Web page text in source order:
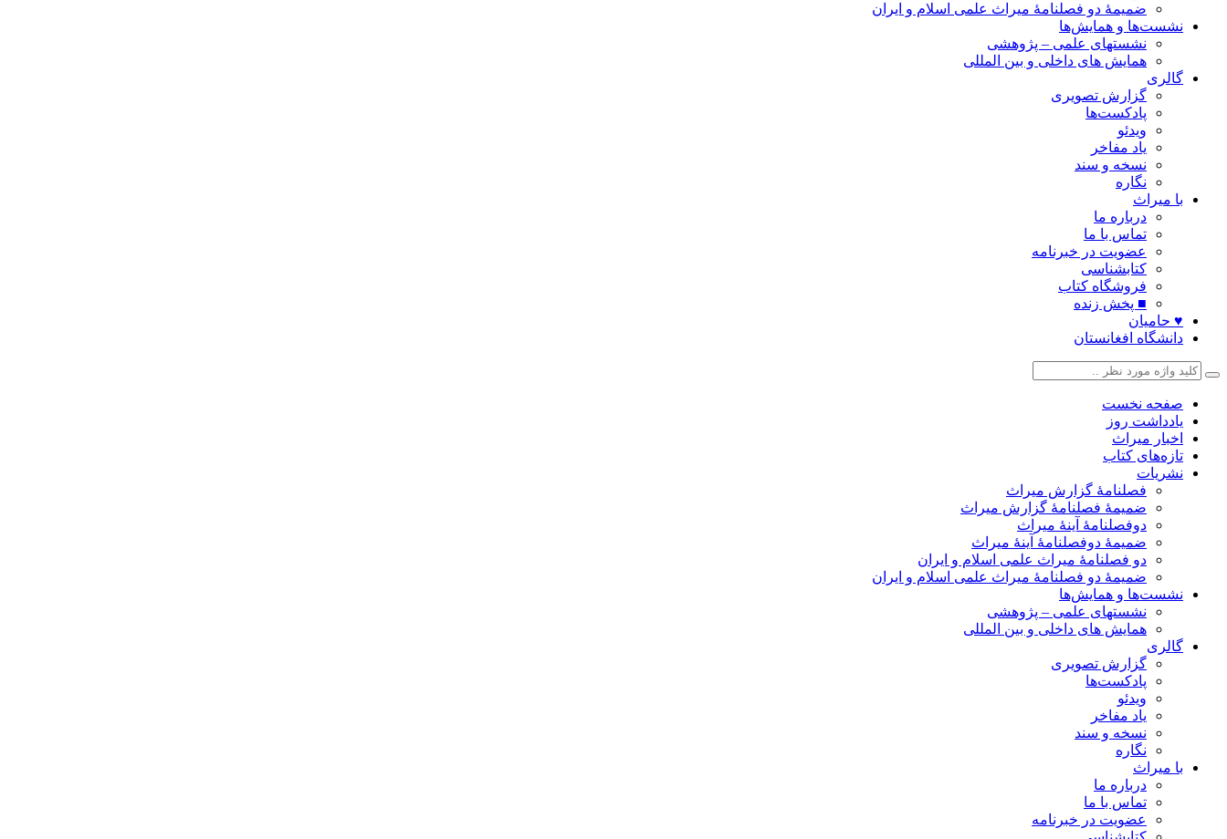
ضمیمۀ دو فصلنامۀ میراث علمی اسلام و ایران
نشست‌ها و همایش‌ها
نشستهای علمی – پژوهشی
همایش های داخلی و بین المللی
گالری
گزارش تصویری
پادکست‌ها
ویدئو
یاد مفاخر
نسخه و سند
نگاره
با میراث
درباره ما
تماس با ما
عضویت در خبرنامه
کتابشناسی
فروشگاه کتاب
■ پخش زنده
♥ حامیان
دانشگاه افغانستان
صفحه نخست
یادداشت روز
اخبار میراث
تازه‌های کتاب
نشریات
فصلنامۀ گزارش میراث
ضمیمۀ فصلنامۀ گزارش میراث
دوفصلنامۀ آینۀ میراث
ضمیمۀ دوفصلنامۀ آینۀ میراث
دو فصلنامۀ میراث علمی اسلام و ایران
ضمیمۀ دو فصلنامۀ میراث علمی اسلام و ایران
نشست‌ها و همایش‌ها
نشستهای علمی – پژوهشی
همایش های داخلی و بین المللی
گالری
گزارش تصویری
پادکست‌ها
ویدئو
یاد مفاخر
نسخه و سند
نگاره
با میراث
درباره ما
تماس با ما
عضویت در خبرنامه